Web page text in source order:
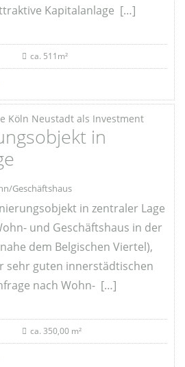
Kapitalanlage […]
ca. 511m²
in
Geschäftshaus
in zentraler Lage
und Geschäftshaus in der
dem Belgischen Viertel),
sehr guten innerstädtischen
nach Wohn- […]
ca. 350,00 m²